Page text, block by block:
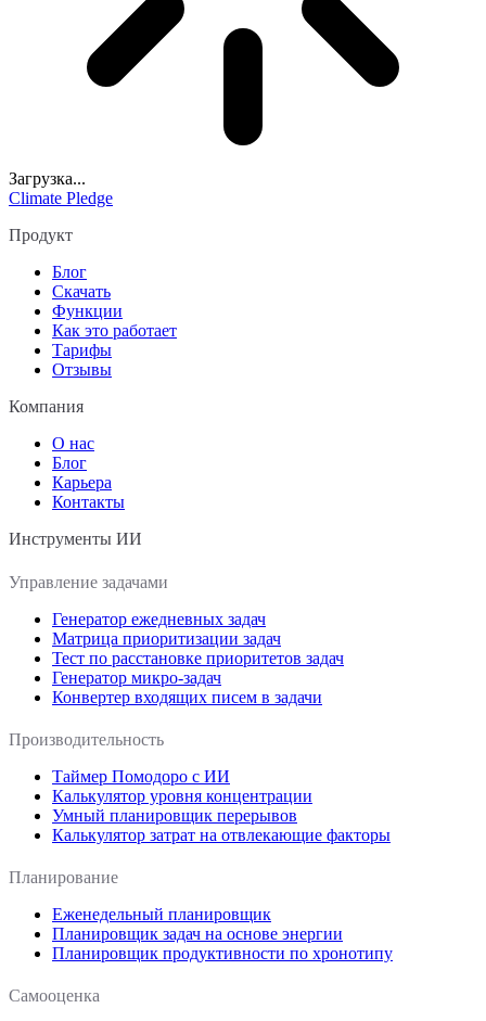
Загрузка...
Climate Pledge
Продукт
Блог
Скачать
Функции
Как это работает
Тарифы
Отзывы
Компания
О нас
Блог
Карьера
Контакты
Инструменты ИИ
Управление задачами
Генератор ежедневных задач
Матрица приоритизации задач
Тест по расстановке приоритетов задач
Генератор микро-задач
Конвертер входящих писем в задачи
Производительность
Таймер Помодоро с ИИ
Калькулятор уровня концентрации
Умный планировщик перерывов
Калькулятор затрат на отвлекающие факторы
Планирование
Еженедельный планировщик
Планировщик задач на основе энергии
Планировщик продуктивности по хронотипу
Самооценка